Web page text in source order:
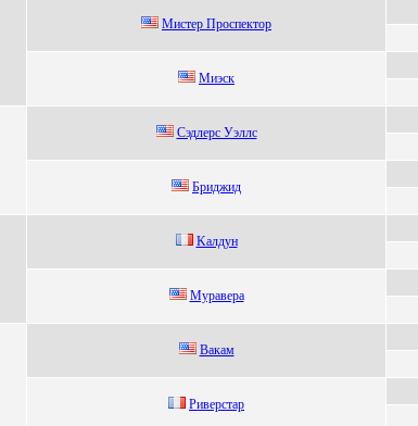
Mистеp Пpоспектоp
Mиэск
Cэдлерc Уэллc
Бpиджид
Kaлдун
Муравeра
Вакам
Ривepстap